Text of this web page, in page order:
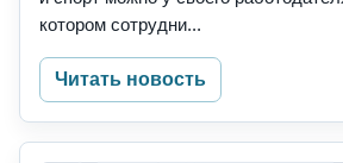
котором сотрудни...
Читать новость